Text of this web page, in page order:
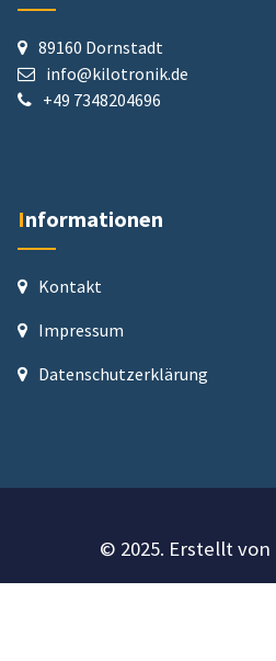
89160 Dornstadt
info@kilotronik.de
+49 7348204696
Informationen
Kontakt
Impressum
Datenschutz­erklärung
© 2025. Erstellt von